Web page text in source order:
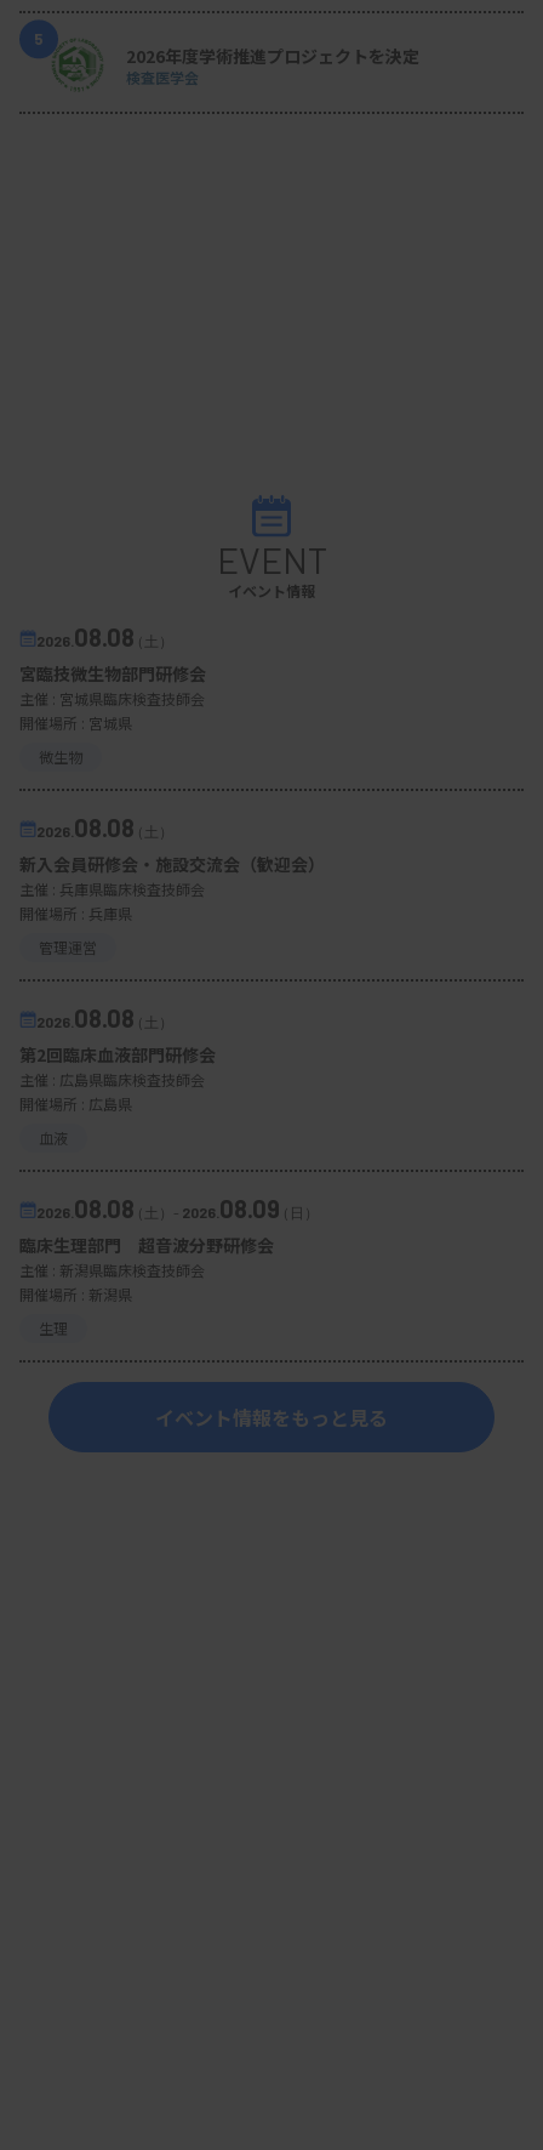
結果を見ると、飛行前後のCt値変化量は唾液検体で
マイナス1.4～0.98、鼻咽頭拭い液検体でマイナス
1.47～1.46で大きな影響を受けたと考えられるもの
て片道1.1kmの距離で検体搬送を行い、KDDIが持
つ人流データ等を活用しながら、リスクの低い飛行
ルートを選択して安全に搬送できることも確認し
た。実証実験に携わる筑波大病院感染症科の草間智
香氏は、「ドローンでの定期的な検体搬送を想定
し、運航方法や検体の搭載方法、スマートフォンと
のデータ連携などの実証実験をさらに進める」と説
明。将来的にはレベル4飛行（有人地帯での補助者
なし目視外飛行）による事業化を目指す計画となっ
ている。
現在までに実施されたドローン搬送を巡る一連の動
画は、KDDIスマートドローン社がユーチューブで
公開している。
待たれるドローン機体の進化
筑波大病院やTiLLなどによる実証実験が続けられる
一方で、課題になっているのが、より優れた性能を
持つドローンへの機体改良だ。実証実験で使われて
いるACSL社のドローンPF2は、雨風といった天候に
運航が左右されることや、採血検体を積載した場合
の飛行時間が15分程度なのが現状。世界レベルでの
ドローンの機体改良の研究は進んでいるが、安定的
な検体搬送には機体、バッテリーなどの面でのさら
5
2026年度学術推進プロジェクトを決定
検査医学会
EVENT
イベント情報
2026. 08.08（土）
宮臨技微生物部門研修会
主催 : 宮城県臨床検査技師会
開催場所 : 宮城県
微生物
2026. 08.08（土）
新入会員研修会・施設交流会（歓迎会）
主催 : 兵庫県臨床検査技師会
開催場所 : 兵庫県
管理運営
2026. 08.08（土）
第2回臨床血液部門研修会
主催 : 広島県臨床検査技師会
開催場所 : 広島県
血液
2026. 08.08（土） - 2026. 08.09（日）
臨床生理部門 超音波分野研修会
主催 : 新潟県臨床検査技師会
開催場所 : 新潟県
生理
イベント情報をもっと見る